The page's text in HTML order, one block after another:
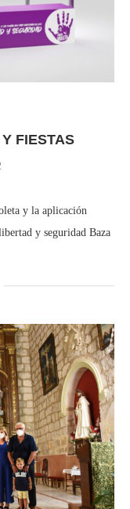
FIESTAS
y la aplicación
y seguridad Baza